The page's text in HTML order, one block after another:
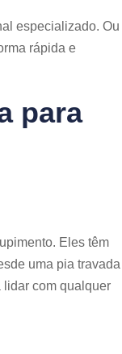
especializado. Ou
rápida e
para
Eles têm
uma pia travada
lidar com qualquer